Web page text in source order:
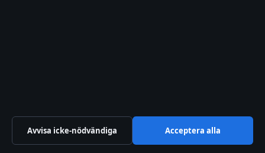
+372 614 0220
Estonian Business Register (Äriregister): 16842095
Avvisa icke-nödvändiga Acceptera alla